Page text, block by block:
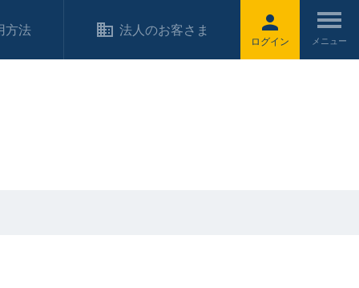
ログイン
方法 法人のお客さま